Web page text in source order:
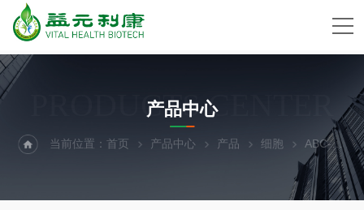
PRODUCTS CENTER
产品中心
当前位置：首页 产品中心 产品 细胞 ABC-TC4192大鼠腹腔巨噬细胞（新鲜悬浮细胞）